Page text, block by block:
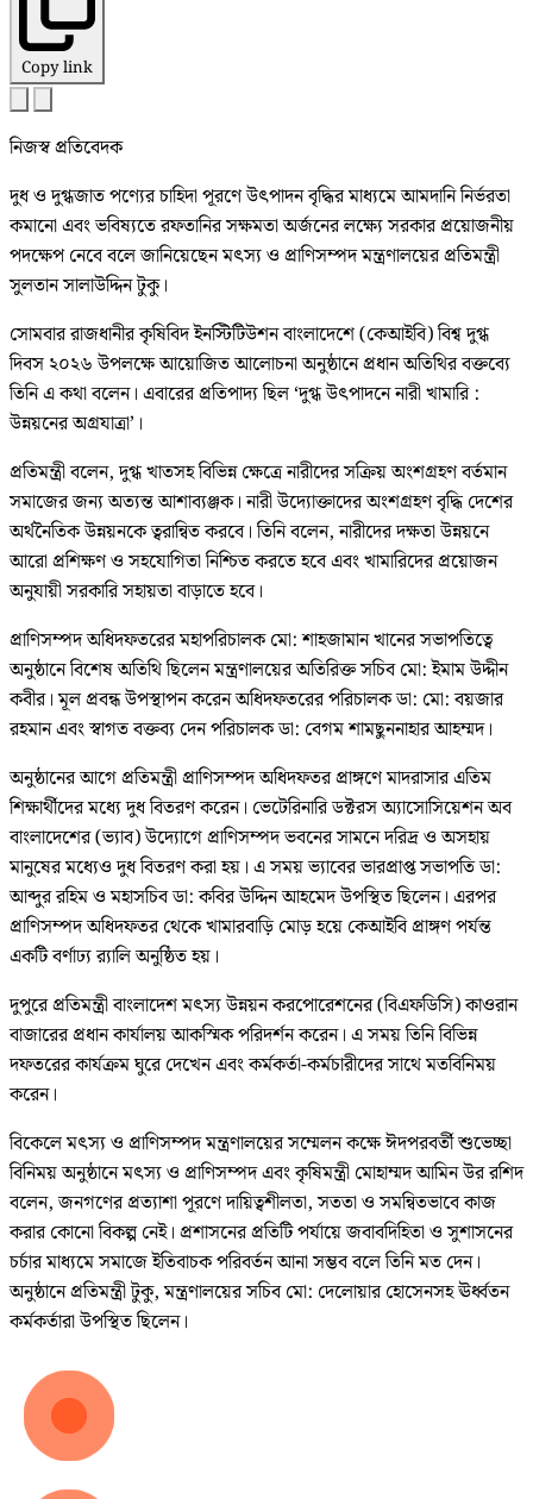
Copy link
নিজস্ব প্রতিবেদক
দুধ ও দুগ্ধজাত পণ্যের চাহিদা পূরণে উৎপাদন বৃদ্ধির মাধ্যমে আমদানি নির্ভরতা
কমানো এবং ভবিষ্যতে রফতানির সক্ষমতা অর্জনের লক্ষ্যে সরকার প্রয়োজনীয়
পদক্ষেপ নেবে বলে জানিয়েছেন মৎস্য ও প্রাণিসম্পদ মন্ত্রণালয়ের প্রতিমন্ত্রী
সুলতান সালাউদ্দিন টুকু।
সোমবার রাজধানীর কৃষিবিদ ইনস্টিটিউশন বাংলাদেশে (কেআইবি) বিশ্ব দুগ্ধ
দিবস ২০২৬ উপলক্ষে আয়োজিত আলোচনা অনুষ্ঠানে প্রধান অতিথির বক্তব্যে
তিনি এ কথা বলেন। এবারের প্রতিপাদ্য ছিল ‘দুগ্ধ উৎপাদনে নারী খামারি :
উন্নয়নের অগ্রযাত্রা’।
প্রতিমন্ত্রী বলেন, দুগ্ধ খাতসহ বিভিন্ন ক্ষেত্রে নারীদের সক্রিয় অংশগ্রহণ বর্তমান
সমাজের জন্য অত্যন্ত আশাব্যঞ্জক। নারী উদ্যোক্তাদের অংশগ্রহণ বৃদ্ধি দেশের
অর্থনৈতিক উন্নয়নকে ত্বরান্বিত করবে। তিনি বলেন, নারীদের দক্ষতা উন্নয়নে
আরো প্রশিক্ষণ ও সহযোগিতা নিশ্চিত করতে হবে এবং খামারিদের প্রয়োজন
অনুযায়ী সরকারি সহায়তা বাড়াতে হবে।
প্রাণিসম্পদ অধিদফতরের মহাপরিচালক মো: শাহজামান খানের সভাপতিত্বে
অনুষ্ঠানে বিশেষ অতিথি ছিলেন মন্ত্রণালয়ের অতিরিক্ত সচিব মো: ইমাম উদ্দীন
কবীর। মূল প্রবন্ধ উপস্থাপন করেন অধিদফতরের পরিচালক ডা: মো: বয়জার
রহমান এবং স্বাগত বক্তব্য দেন পরিচালক ডা: বেগম শামছুননাহার আহম্মদ।
অনুষ্ঠানের আগে প্রতিমন্ত্রী প্রাণিসম্পদ অধিদফতর প্রাঙ্গণে মাদরাসার এতিম
শিক্ষার্থীদের মধ্যে দুধ বিতরণ করেন। ভেটেরিনারি ডক্টরস অ্যাসোসিয়েশন অব
বাংলাদেশের (ভ্যাব) উদ্যোগে প্রাণিসম্পদ ভবনের সামনে দরিদ্র ও অসহায়
মানুষের মধ্যেও দুধ বিতরণ করা হয়। এ সময় ভ্যাবের ভারপ্রাপ্ত সভাপতি ডা:
আব্দুর রহিম ও মহাসচিব ডা: কবির উদ্দিন আহমেদ উপস্থিত ছিলেন। এরপর
প্রাণিসম্পদ অধিদফতর থেকে খামারবাড়ি মোড় হয়ে কেআইবি প্রাঙ্গণ পর্যন্ত
একটি বর্ণাঢ্য র‌্যালি অনুষ্ঠিত হয়।
দুপুরে প্রতিমন্ত্রী বাংলাদেশ মৎস্য উন্নয়ন করপোরেশনের (বিএফডিসি) কাওরান
বাজারের প্রধান কার্যালয় আকস্মিক পরিদর্শন করেন। এ সময় তিনি বিভিন্ন
দফতরের কার্যক্রম ঘুরে দেখেন এবং কর্মকর্তা-কর্মচারীদের সাথে মতবিনিময়
করেন।
বিকেলে মৎস্য ও প্রাণিসম্পদ মন্ত্রণালয়ের সম্মেলন কক্ষে ঈদপরবর্তী শুভেচ্ছা
বিনিময় অনুষ্ঠানে মৎস্য ও প্রাণিসম্পদ এবং কৃষিমন্ত্রী মোহাম্মদ আমিন উর রশিদ
বলেন, জনগণের প্রত্যাশা পূরণে দায়িত্বশীলতা, সততা ও সমন্বিতভাবে কাজ
করার কোনো বিকল্প নেই। প্রশাসনের প্রতিটি পর্যায়ে জবাবদিহিতা ও সুশাসনের
চর্চার মাধ্যমে সমাজে ইতিবাচক পরিবর্তন আনা সম্ভব বলে তিনি মত দেন।
অনুষ্ঠানে প্রতিমন্ত্রী টুকু, মন্ত্রণালয়ের সচিব মো: দেলোয়ার হোসেনসহ ঊর্ধ্বতন
কর্মকর্তারা উপস্থিত ছিলেন।